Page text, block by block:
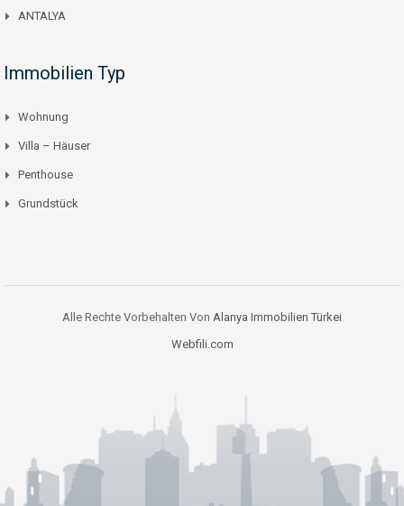
ANTALYA
Immobilien Typ
Wohnung
Villa – Häuser
Penthouse
Grundstück
Alle Rechte Vorbehalten Von Alanya Immobilien Türkei
Webfili.com